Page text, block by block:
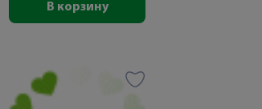
В корзину